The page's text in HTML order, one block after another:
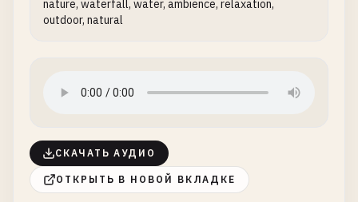
nature, waterfall, water, ambience, relaxation,
outdoor, natural
СКАЧАТЬ АУДИО
ОТКРЫТЬ В НОВОЙ ВКЛАДКЕ